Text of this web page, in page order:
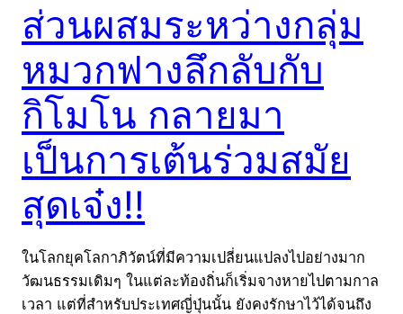
ส่วนผสมระหว่างกลุ่ม
หมวกฟางลึกลับกับ
กิโมโน กลายมา
เป็นการเต้นร่วมสมัย
สุดเจ๋ง!!
ในโลกยุคโลกาภิวัตน์ที่มีความเปลี่ยนแปลงไปอย่างมาก
วัฒนธรรมเดิมๆ ในแต่ละท้องถิ่นก็เริ่มจางหายไปตามกาล
เวลา แต่ที่สำหรับประเทศญี่ปุ่นนั้น ยังคงรักษาไว้ได้จนถึง